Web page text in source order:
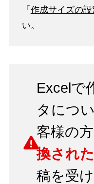
「 作成サイズの設
い。
Excelで
タにつ
客様の
換され
稿を受